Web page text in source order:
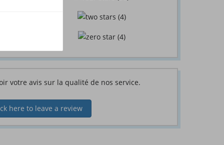
(4)
(4)
votre avis sur la qualité de nos service.
here to leave a review